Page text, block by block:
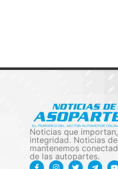
Noticias que
integridad. Noticias
mantenemos
de las autopartes.